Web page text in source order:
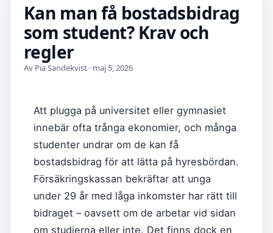
Kan man få bostadsbidrag
som student? Krav och
regler
Av Pia Sandekvist · maj 5, 2026
Att plugga på universitet eller gymnasiet
innebär ofta trånga ekonomier, och många
studenter undrar om de kan få
bostadsbidrag för att lätta på hyresbördan.
Försäkringskassan bekräftar att unga
under 29 år med låga inkomster har rätt till
bidraget – oavsett om de arbetar vid sidan
om studierna eller inte. Det finns dock en